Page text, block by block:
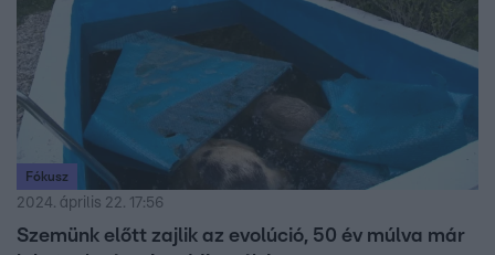
Fókusz
2024. április 22. 17:56
Szemünk előtt zajlik az evolúció, 50 év múlva már